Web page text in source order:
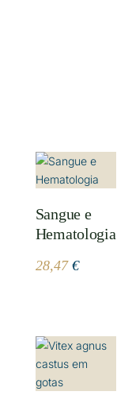
Sangue e
Hematologia
28,47 €